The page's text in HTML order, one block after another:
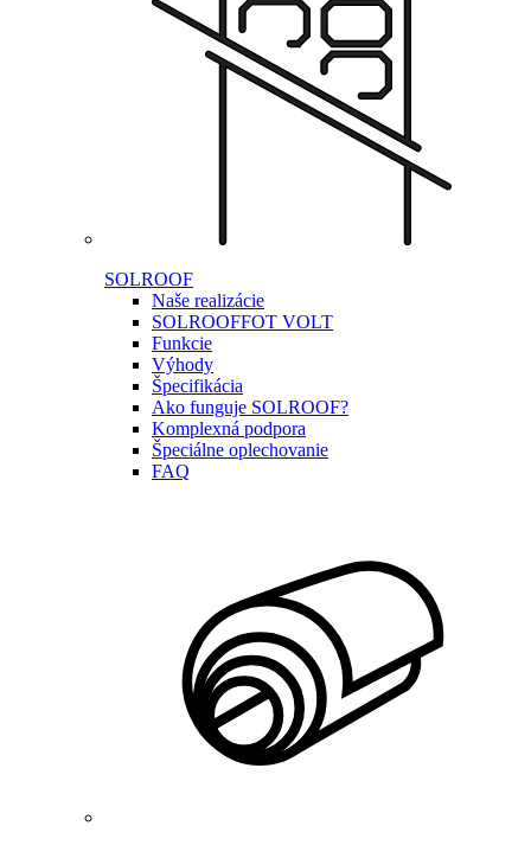
SOLROOF
Naše realizácie
SOLROOFFOT VOLT
Funkcie
Výhody
Špecifikácia
Ako funguje SOLROOF?
Komplexná podpora
Špeciálne oplechovanie
FAQ